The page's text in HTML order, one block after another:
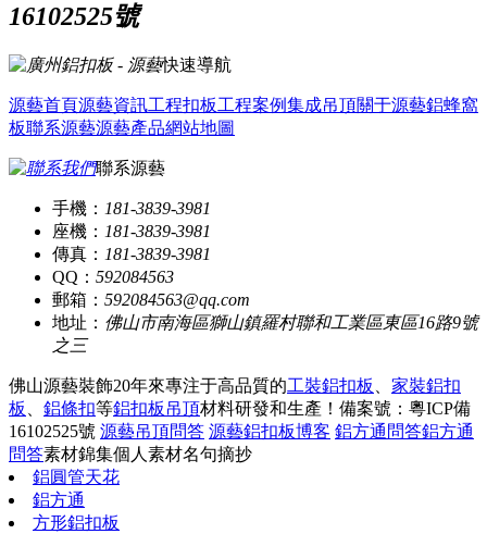
16102525號
快速導航
源藝首頁源藝資訊工程扣板工程案例集成吊頂關于源藝鋁蜂窩
板聯系源藝源藝產品網站地圖
聯系源藝
手機： 181-3839-3981
座機： 181-3839-3981
傳真： 181-3839-3981
QQ： 592084563
郵箱： 592084563@qq.com
地址： 佛山市南海區獅山鎮羅村聯和工業區東區16路9號
之三
佛山源藝裝飾20年來專注于高品質的工裝鋁扣板 、 家裝鋁扣
板 、 鋁條扣等鋁扣板吊頂材料研發和生產！ 備案號：粵ICP備
16102525號 源藝吊頂問答 源藝鋁扣板博客 鋁方通問答鋁方通
問答素材錦集個人素材名句摘抄
鋁圓管天花
鋁方通
方形鋁扣板